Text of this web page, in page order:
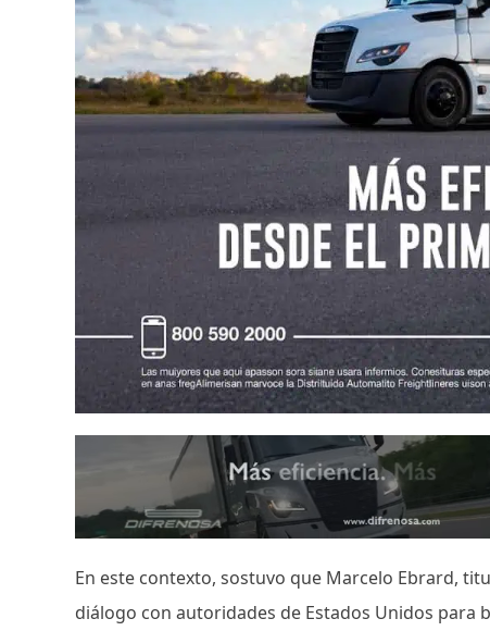
En este contexto, sostuvo que Marcelo Ebrard,
diálogo con autoridades de Estados Unidos para